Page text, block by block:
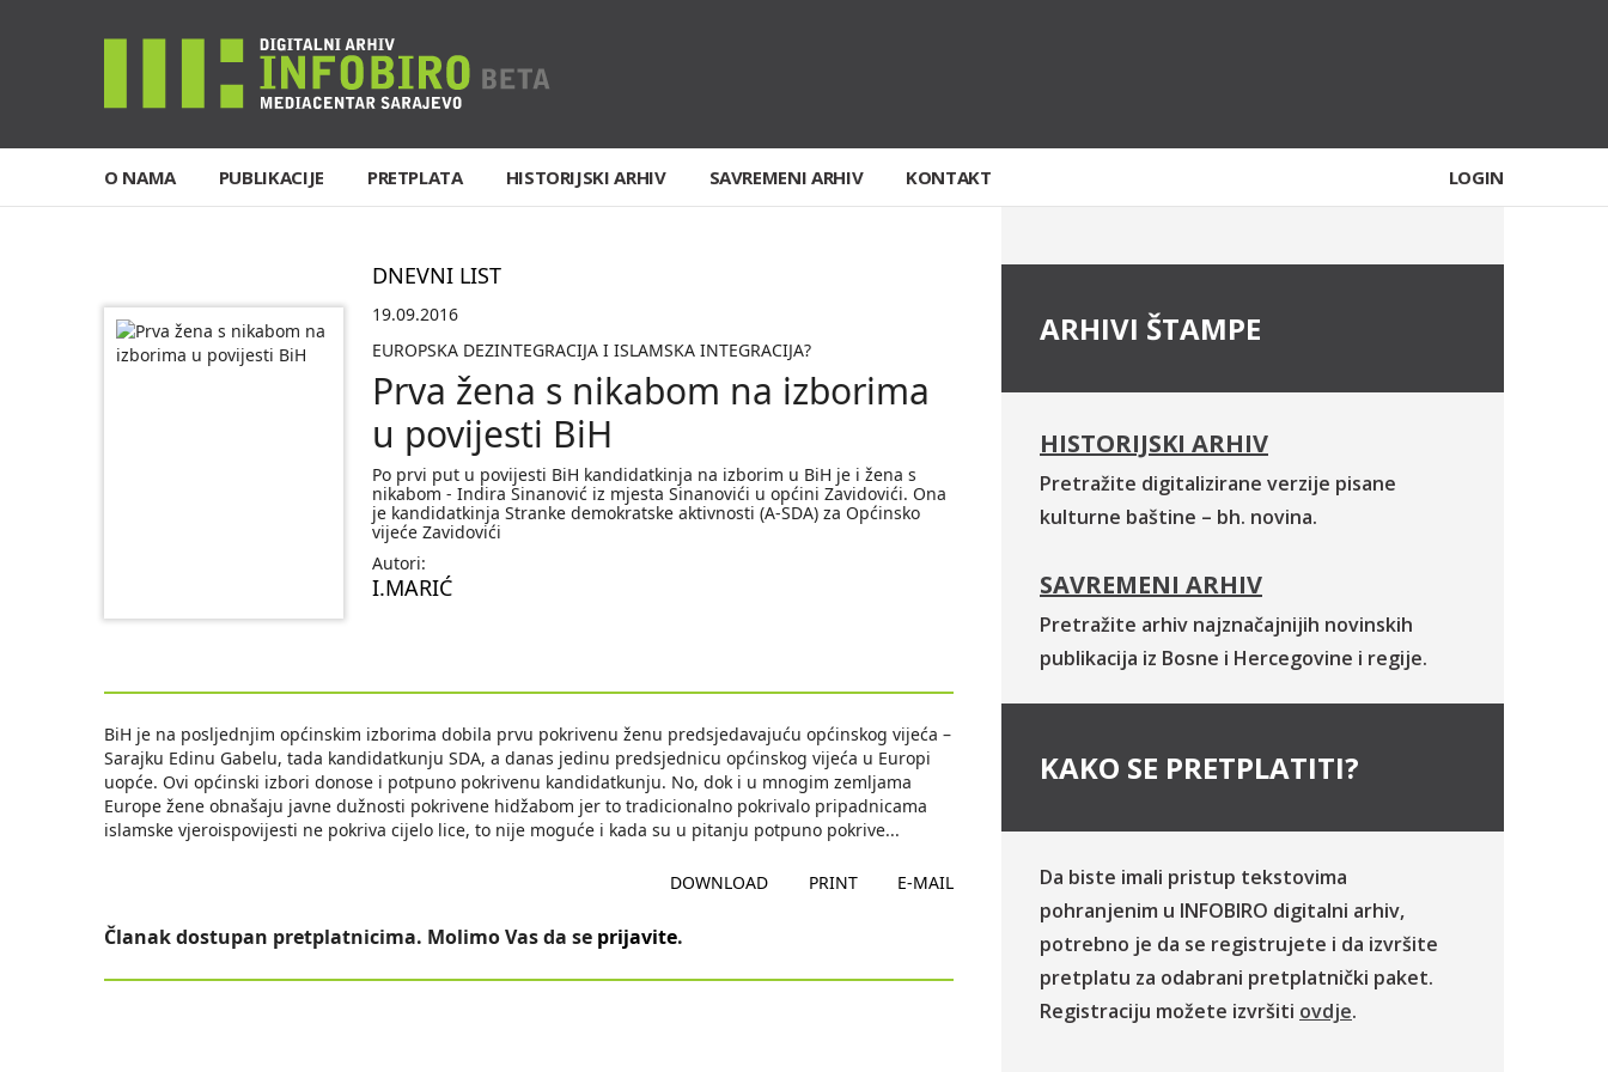
O NAMA PUBLIKACIJE PRETPLATA HISTORIJSKI ARHIV SAVREMENI ARHIV KONTAKT LOGIN
DNEVNI LIST
19.09.2016
EUROPSKA DEZINTEGRACIJA I ISLAMSKA INTEGRACIJA?
Prva žena s nikabom na izborima
u povijesti BiH
Po prvi put u povijesti BiH kandidatkinja na izborim u BiH je i žena s
nikabom - Indira Sinanović iz mjesta Sinanovići u općini Zavidovići. Ona
je kandidatkinja Stranke demokratske aktivnosti (A-SDA) za Općinsko
vijeće Zavidovići
Autori:
I.MARIĆ
BiH je na posljednjim općinskim izborima dobila prvu pokrivenu ženu predsjedavajuću općinskog vijeća –
Sarajku Edinu Gabelu, tada kandidatkunju SDA, a danas jedinu predsjednicu općinskog vijeća u Europi
uopće. Ovi općinski izbori donose i potpuno pokrivenu kandidatkunju. No, dok i u mnogim zemljama
Europe žene obnašaju javne dužnosti pokrivene hidžabom jer to tradicionalno pokrivalo pripadnicama
islamske vjeroispovijesti ne pokriva cijelo lice, to nije moguće i kada su u pitanju potpuno pokrive...
DOWNLOAD PRINT E-MAIL
Članak dostupan pretplatnicima. Molimo Vas da se prijavite.
ARHIVI ŠTAMPE
HISTORIJSKI ARHIV
Pretražite digitalizirane verzije pisane
kulturne baštine – bh. novina.
SAVREMENI ARHIV
Pretražite arhiv najznačajnijih novinskih
publikacija iz Bosne i Hercegovine i regije.
KAKO SE PRETPLATITI?
Da biste imali pristup tekstovima
pohranjenim u INFOBIRO digitalni arhiv,
potrebno je da se registrujete i da izvršite
pretplatu za odabrani pretplatnički paket.
Registraciju možete izvršiti ovdje.